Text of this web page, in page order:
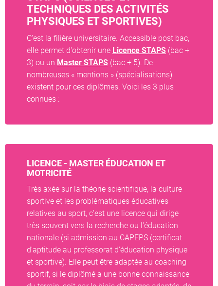
TECHNIQUES DES ACTIVITÉS
PHYSIQUES ET SPORTIVES)
C'est la filière universitaire. Accessible post bac,
elle permet d'obtenir une Licence STAPS (bac +
3) ou un Master STAPS (bac + 5). De
nombreuses « mentions » (spécialisations)
existent pour ces diplômes. Voici les 3 plus
connues :
LICENCE - MASTER ÉDUCATION ET
MOTRICITÉ
Très axée sur la théorie scientifique, la culture
sportive et les problématiques éducatives
relatives au sport, c'est une licence qui dirige
très souvent vers la recherche ou l'éducation
nationale (si admission au CAPEPS (certificat
d'aptitude au professorat d'éducation physique
et sportive). Elle peut être adaptée au coaching
sportif, si le diplômé a une bonne connaissance